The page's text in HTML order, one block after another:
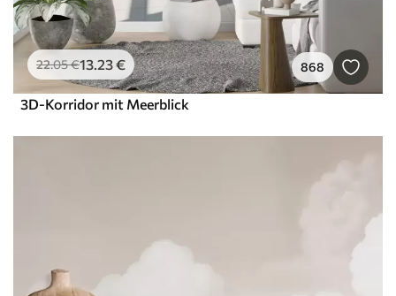
22.05€13.23€ 868
3D-Korridor mit Meerblick